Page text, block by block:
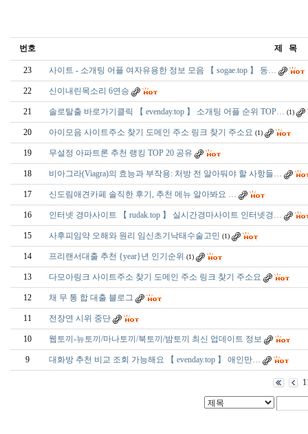
번호 제 목
23 사이트 - 소개팅 어플 여자유용한 정보 모음 【 sogae.top 】 동…
22 신이내린목소리 6연승
21 솔로탈출 바로가기클릭 【 evenday.top 】 소개팅 어플 순위 TOP… (1)
20 아이모음 사이트주소 찾기 도메인 주소 링크 찾기 주소요 (1)
19 무설정 아파트론 추천 랭킹 TOP 20 공유
18 비아그라(Viagra)의 효능과 부작용: 처방 전 알아둬야 할 사항들…
17 신­도­림­애­견­카­페 솔직한 후기, 추천 메뉴 알아봐요 …
16 인터넷 경마사이트 【 rudak.top 】 실시간경마사이트 인터넷경…
15 사후피임약 오해와 원리 임신초기낙태수술고민 (1)
14 프리랜서대출 추천 {year}년 인기순위 (1)
13 다모아링크 사이트주소 찾기 도메인 주소 링크 찾기 주소요
12 채 무 통 합 대출 블로그
11 전장연 시위 중단
10 웹토끼-뉴토끼/마나토끼/북토끼/밤토끼 최신 업데이트 정보
9 대­화­방 추천 비교 조회 가능해요 【 evenday.top 】 애인만…